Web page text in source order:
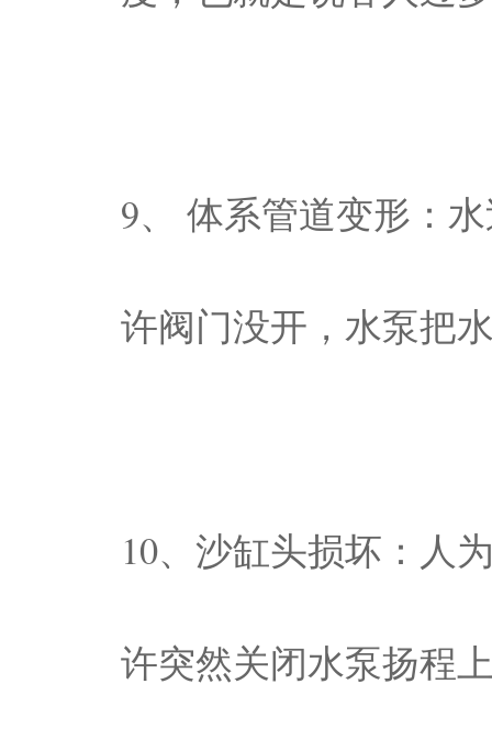
9、 体系管道变形：
许阀门没开，水泵把
10、沙缸头损坏：人
许突然关闭水泵扬程